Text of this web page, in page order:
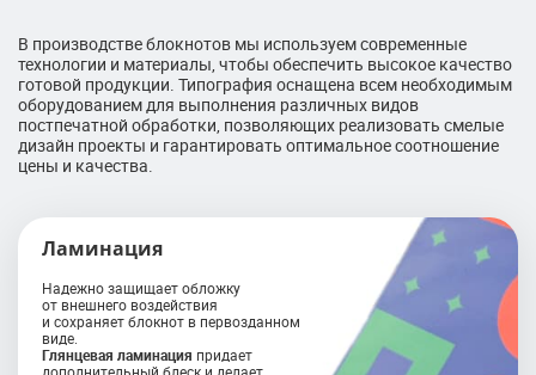
В производстве блокнотов мы используем современные
технологии и материалы, чтобы обеспечить высокое качество
готовой продукции. Типография оснащена всем необходимым
оборудованием для выполнения различных видов
постпечатной обработки, позволяющих реализовать смелые
дизайн проекты и гарантировать оптимальное соотношение
цены и качества.
Ламинация
Надежно защищает обложку
от внешнего воздействия
и сохраняет блокнот в первозданном
виде.
Глянцевая ламинация придает